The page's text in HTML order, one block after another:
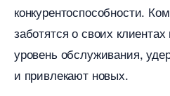
конкурентоспособности.​
заботятся о своих
уровень обслуживания,
и привлекают новых.​